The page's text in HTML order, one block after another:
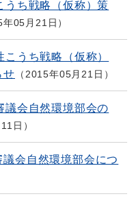
うち戦略（仮称）策
年05月21日
うち戦略（仮称）
せ
2015年05月21日
議会自然環境部会の
日
会自然環境部会につ